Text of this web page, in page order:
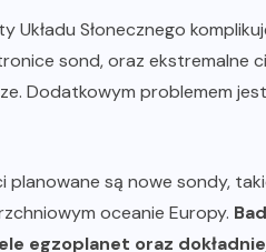
Układu Słonecznego
sond, oraz ekstremalne
Dodatkowym problemem
są nowe sondy,
oceanie Europy.
egzoplanet oraz